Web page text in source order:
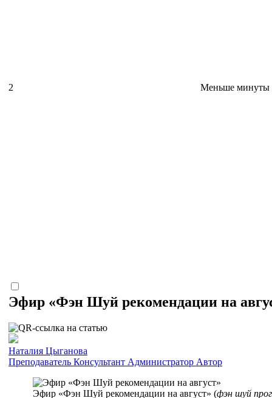
2 Меньше минуты
Эфир «Фэн Шуй рекомендации на
Наталия Цыганова
Преподаватель Консультант Администратор Автор
Эфир «Фэн Шуй рекомендации на август» (фэн шуй